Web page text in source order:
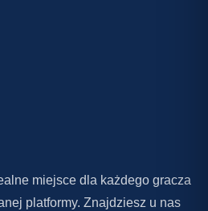
miejsce dla każdego gracza
platformy. Znajdziesz u nas